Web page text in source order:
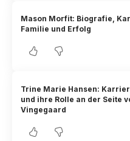
Mason Morfit: Biografie,
Familie und Erfolg
Trine Marie Hansen:
und ihre Rolle an der Seite
Vingegaard